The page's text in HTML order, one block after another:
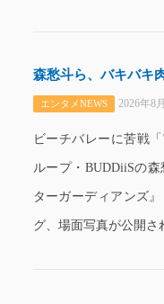
森愁斗ら、バキバキ
エンタメNEWS 2026年8
ビーチバレーに苦戦
ループ・BUDDiiSの
ターガーディアンズ
グ、場面写真が公開さ